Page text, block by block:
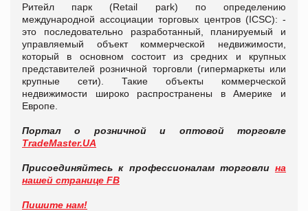
Pитейл парк (Retail park) по определению
международной ассоциации торговых центров (ICSC): -
это последовательно разработанный, планируемый и
управляемый объект коммерческой недвижимости,
который в основном состоит из средних и крупных
представителей розничной торговли (гипермаркеты или
крупные сети). Такие объекты коммерческой
недвижимости широко распространены в Америке и
Европе.
Портал о розничной и оптовой торговле
TradeMaster.UA
Присоединяйтесь к профессионалам торговли на
нашей странице FB
Пишите нам!